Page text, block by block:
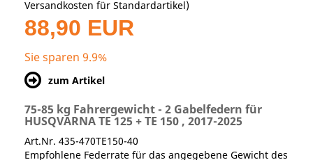
Versandkosten für Standardartikel)
88,90 EUR
Sie sparen 9.9%
zum Artikel
75-85 kg Fahrergewicht - 2 Gabelfedern für
HUSQVARNA TE 125 + TE 150 , 2017-2025
Art.Nr. 435-470TE150-40
Empfohlene Federrate für das angegebene Gewicht des